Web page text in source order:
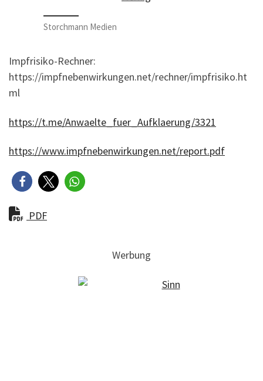
Storchmann Medien
Impfrisiko-Rechner:
https://impfnebenwirkungen.net/rechner/impfrisiko.ht
ml
https://t.me/Anwaelte_fuer_Aufklaerung/3321
https://www.impfnebenwirkungen.net/report.pdf
PDF
Werbung